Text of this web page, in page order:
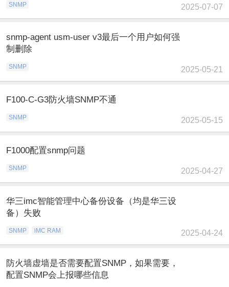
SNMP 2025-07-07
snmp-agent usm-user v3最后一个用户如何强
制删除
SNMP 2025-05-21
F100-C-G3防火墙SNMP不通
SNMP 2025-05-15
F1000配置snmp问题
SNMP 2025-04-27
华三imc智能管理中心备份设备（均是华三设
备）失败
SNMP iMC RAM 2025-04-24
防火墙虚墙是否需要配置SNMP，如果需要，
配置SNMP会上报哪些信息